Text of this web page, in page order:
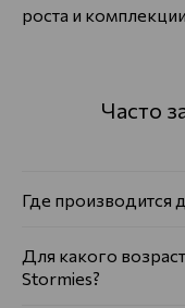
роста и комплекции.
Часто
Где производится
Для какого
Stormies?